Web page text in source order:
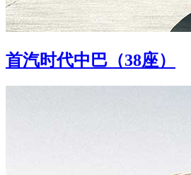
首汽时代中巴（38座）